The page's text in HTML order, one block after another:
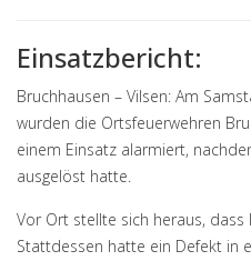
Einsatzbericht:
Bruchhausen – Vilsen: Am
wurden die Ortsfeuerwehren
einem Einsatz alarmiert,
ausgelöst hatte.
Vor Ort stellte sich heraus, dass
Stattdessen hatte ein Defekt in